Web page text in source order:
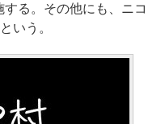
る。その他にも、ニコ
いう。